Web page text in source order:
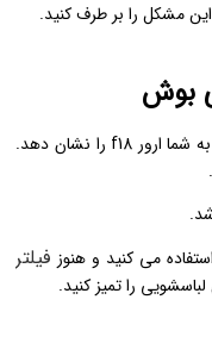
این مشکل را بر طرف کنید.
دلایل زیادی ممکن است وجود داشته باشد که به شما ارور f18 را نشان دهد.
می کنید و هنوز فیلتر
را تمیز کنید.